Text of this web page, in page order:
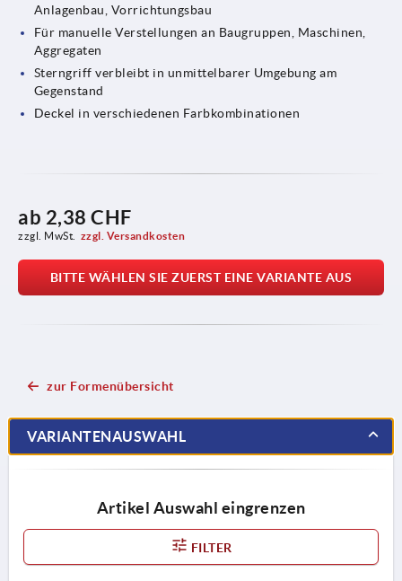
Anlagenbau, Vorrichtungsbau
Für manuelle Verstellungen an Baugruppen, Maschinen,
Aggregaten
Sterngriff verbleibt in unmittelbarer Umgebung am
Gegenstand
Deckel in verschiedenen Farbkombinationen
ab 2,38 CHF
zzgl. MwSt. zzgl. Versandkosten
BITTE WÄHLEN SIE ZUERST EINE VARIANTE AUS
zur Formenübersicht
VARIANTENAUSWAHL
Artikel Auswahl eingrenzen
FILTER